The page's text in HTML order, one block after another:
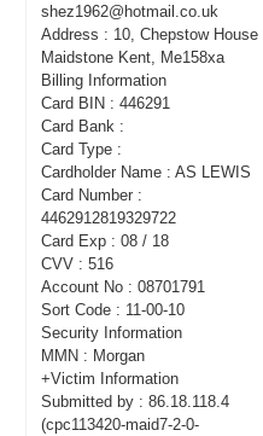
shez1962@hotmail.co.uk
Address : 10, Chepstow House
Maidstone Kent, Me158xa
Billing Information
Card BIN : 446291
Card Bank :
Card Type :
Cardholder Name : AS LEWIS
Card Number :
4462912819329722
Card Exp : 08 / 18
CVV : 516
Account No : 08701791
Sort Code : 11-00-10
Security Information
MMN : Morgan
+Victim Information
Submitted by : 86.18.118.4
(cpc113420-maid7-2-0-